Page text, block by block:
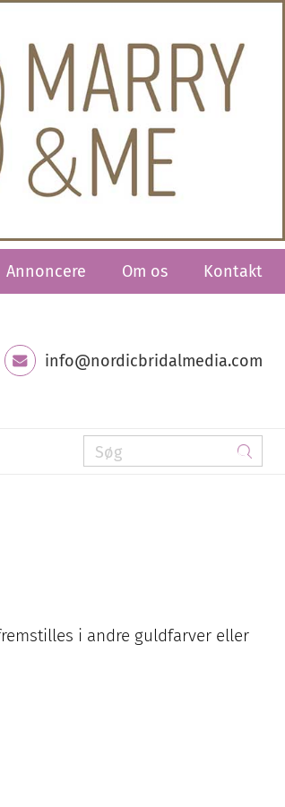
Annoncere Om os Kontakt
info@nordicbridalmedia.com
i andre guldfarver eller